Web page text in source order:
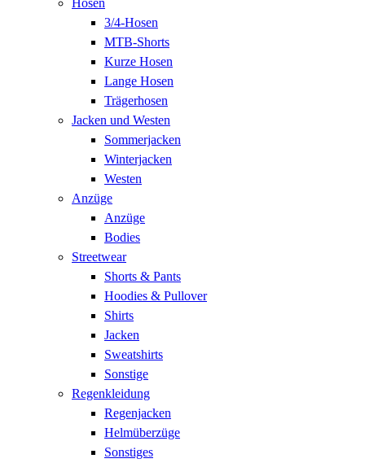
3/4-Hosen
MTB-Shorts
Kurze Hosen
Lange Hosen
Trägerhosen
Jacken und Westen
Sommerjacken
Winterjacken
Westen
Anzüge
Anzüge
Bodies
Streetwear
Shorts & Pants
Hoodies & Pullover
Shirts
Jacken
Sweatshirts
Sonstige
Regenkleidung
Regenjacken
Helmüberzüge
Sonstiges